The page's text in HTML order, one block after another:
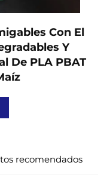
Con El
Y
De PLA PBAT
recomendados